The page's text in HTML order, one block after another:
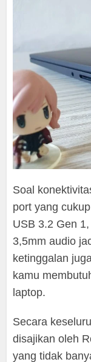
Soal
port yang
USB 3.2 Gen
3,5mm audio
ketinggalan
kamu
laptop.
Secara
disajikan oleh
yang tidak